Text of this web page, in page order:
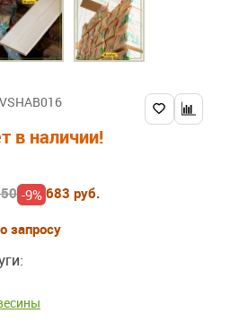
в наличии!
-9% 683 руб.
запросу